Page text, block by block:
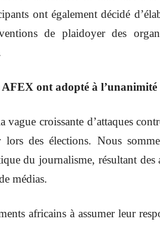
ont également décidé
de plaidoyer des
AFEX ont adopté à
croissante d’attaques
des élections. Nous
du journalisme, résultant
médias.
africains à assumer leur